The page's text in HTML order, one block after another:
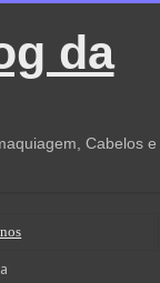
da
Cabelos e